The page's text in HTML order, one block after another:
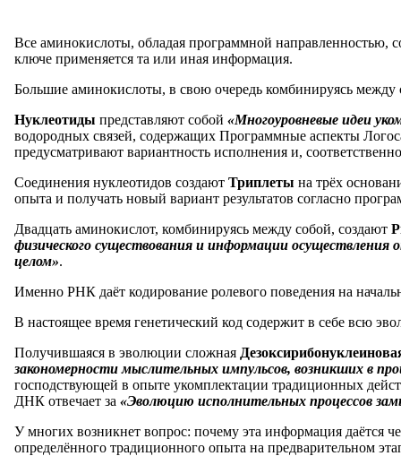
Все аминокислоты, обладая программной направленностью,
ключе применяется та или иная информация.
Большие аминокислоты, в свою очередь комбинируясь между
Нуклеотиды представляют собой «Многоуровневые идеи
водородных связей, содержащих Программные аспекты
предусматривают вариантность исполнения и,
Соединения нуклеотидов создают Триплеты на трёх
опыта и получать новый вариант результатов согласно
Двадцать аминокислот, комбинируясь между собой, создают
физического существования и информации
целом».
Именно РНК даёт кодирование ролевого поведения на
В настоящее время генетический код содержит в себе всю
Получившаяся в эволюции сложная
закономерности мыслительных импульсов, возникших в
господствующей в опыте укомплектации традиционных
ДНК отвечает за «Эволюцию исполнительных процессов
У многих возникнет вопрос: почему эта информация даётся
определённого традиционного опыта на предварительном